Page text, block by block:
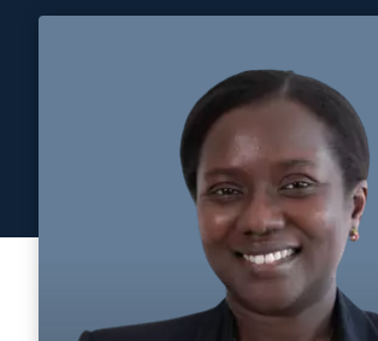
Manthieta
Français, Anglais
Domaine
Paris
+33 1 46 24 30 30